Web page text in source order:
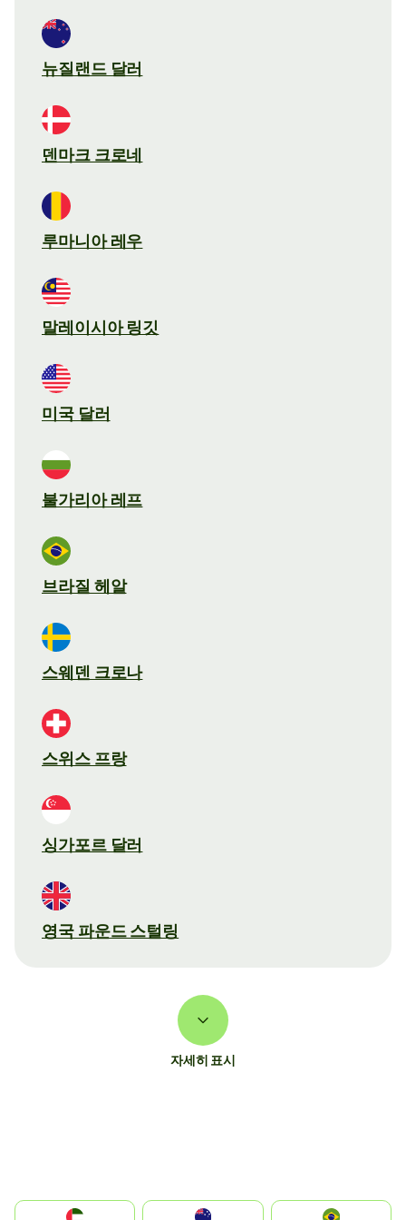
뉴질랜드 달러
덴마크 크로네
루마니아 레우
말레이시아 링깃
미국 달러
불가리아 레프
브라질 헤알
스웨덴 크로나
스위스 프랑
싱가포르 달러
영국 파운드 스털링
자세히 표시